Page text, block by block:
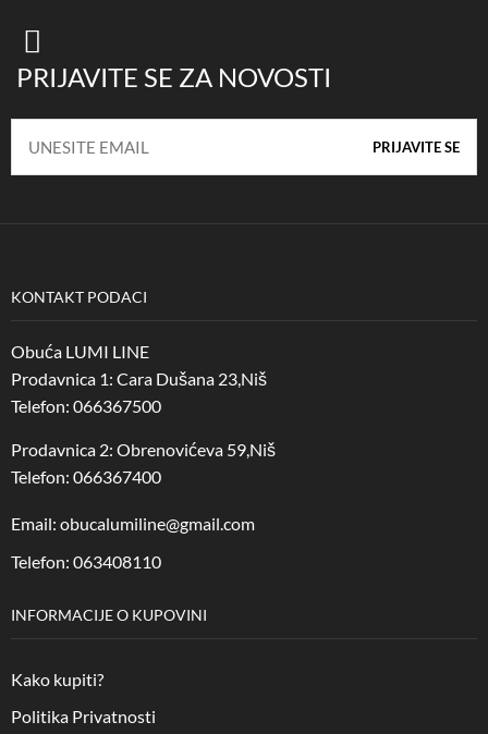
PRIJAVITE SE ZA NOVOSTI
KONTAKT PODACI
Obuća LUMI LINE
Prodavnica 1: Cara Dušana 23,Niš
Telefon: 066367500
Prodavnica 2: Obrenovićeva 59,Niš
Telefon: 066367400
Email: obucalumiline@gmail.com
Telefon: 063408110
INFORMACIJE O KUPOVINI
Kako kupiti?
Politika Privatnosti